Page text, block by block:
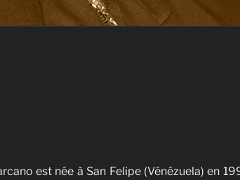
est née à San Felipe (Vénézuela) en